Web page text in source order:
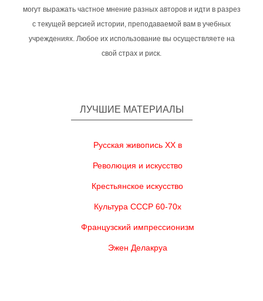
могут выражать частное мнение разных авторов и идти в разрез
с текущей версией истории, преподаваемой вам в учебных
учреждениях. Любое их использование вы осуществляете на
свой страх и риск.
ЛУЧШИЕ МАТЕРИАЛЫ
Русская живопись XX в
Революция и искусство
Крестьянское искусство
Культура СССР 60-70х
Французский импрессионизм
Эжен Делакруа